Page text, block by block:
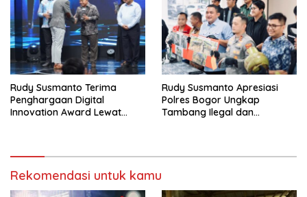
Rudy Susmanto Terima
Penghargaan Digital
Innovation Award Lewat
Rudy Susmanto Apresiasi
Polres Bogor Ungkap
Tambang Ilegal dan
Rekomendasi untuk kamu